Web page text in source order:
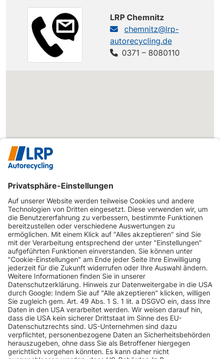
LRP Chemnitz
chemnitz@lrp-
autorecycling.de
0371 – 8080110
INFORMATIONEN
KUNDENSERVICE
INFORMATIONEN